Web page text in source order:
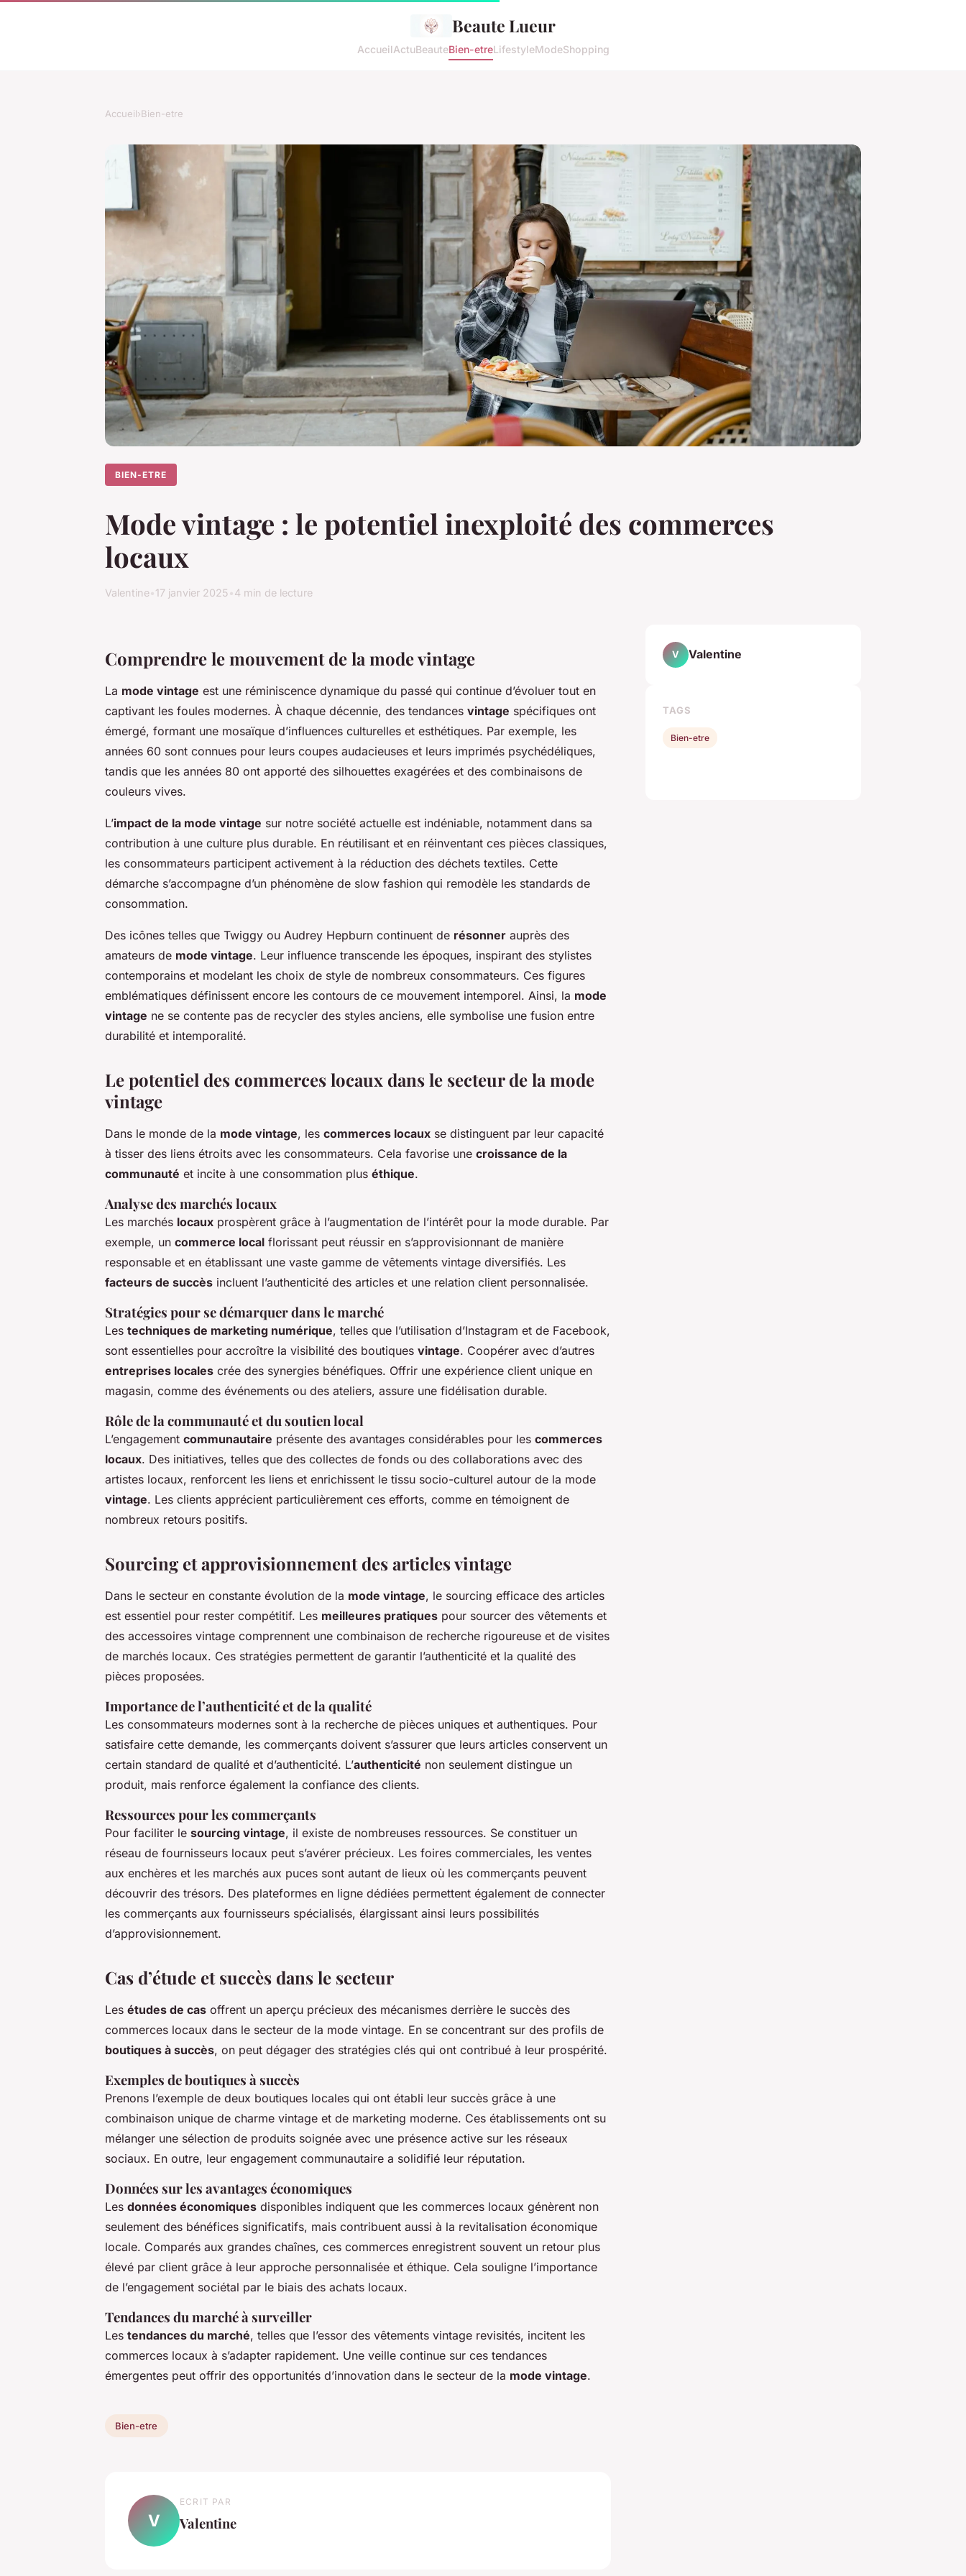
Beaute Lueur
AccueilActuBeauteBien-etreLifestyleModeShopping
Accueil›Bien-etre
BIEN-ETRE
Mode vintage : le potentiel inexploité des commerces
locaux
Valentine 17 janvier 2025 4 min de lecture
Comprendre le mouvement de la mode vintage
La mode vintage est une réminiscence dynamique du passé qui continue d’évoluer tout en
captivant les foules modernes. À chaque décennie, des tendances vintage spécifiques ont
émergé, formant une mosaïque d’influences culturelles et esthétiques. Par exemple, les
années 60 sont connues pour leurs coupes audacieuses et leurs imprimés psychédéliques,
tandis que les années 80 ont apporté des silhouettes exagérées et des combinaisons de
couleurs vives.
L’impact de la mode vintage sur notre société actuelle est indéniable, notamment dans sa
contribution à une culture plus durable. En réutilisant et en réinventant ces pièces classiques,
les consommateurs participent activement à la réduction des déchets textiles. Cette
démarche s’accompagne d’un phénomène de slow fashion qui remodèle les standards de
consommation.
Des icônes telles que Twiggy ou Audrey Hepburn continuent de résonner auprès des
amateurs de mode vintage. Leur influence transcende les époques, inspirant des stylistes
contemporains et modelant les choix de style de nombreux consommateurs. Ces figures
emblématiques définissent encore les contours de ce mouvement intemporel. Ainsi, la mode
vintage ne se contente pas de recycler des styles anciens, elle symbolise une fusion entre
durabilité et intemporalité.
Le potentiel des commerces locaux dans le secteur de la mode
vintage
Dans le monde de la mode vintage, les commerces locaux se distinguent par leur capacité
à tisser des liens étroits avec les consommateurs. Cela favorise une croissance de la
communauté et incite à une consommation plus éthique.
Analyse des marchés locaux
Les marchés locaux prospèrent grâce à l’augmentation de l’intérêt pour la mode durable. Par
exemple, un commerce local florissant peut réussir en s’approvisionnant de manière
responsable et en établissant une vaste gamme de vêtements vintage diversifiés. Les
facteurs de succès incluent l’authenticité des articles et une relation client personnalisée.
Stratégies pour se démarquer dans le marché
Les techniques de marketing numérique, telles que l’utilisation d’Instagram et de Facebook,
sont essentielles pour accroître la visibilité des boutiques vintage. Coopérer avec d’autres
entreprises locales crée des synergies bénéfiques. Offrir une expérience client unique en
magasin, comme des événements ou des ateliers, assure une fidélisation durable.
Rôle de la communauté et du soutien local
L’engagement communautaire présente des avantages considérables pour les commerces
locaux. Des initiatives, telles que des collectes de fonds ou des collaborations avec des
artistes locaux, renforcent les liens et enrichissent le tissu socio-culturel autour de la mode
vintage. Les clients apprécient particulièrement ces efforts, comme en témoignent de
nombreux retours positifs.
Sourcing et approvisionnement des articles vintage
Dans le secteur en constante évolution de la mode vintage, le sourcing efficace des articles
est essentiel pour rester compétitif. Les meilleures pratiques pour sourcer des vêtements et
des accessoires vintage comprennent une combinaison de recherche rigoureuse et de visites
de marchés locaux. Ces stratégies permettent de garantir l’authenticité et la qualité des
pièces proposées.
Importance de l’authenticité et de la qualité
Les consommateurs modernes sont à la recherche de pièces uniques et authentiques. Pour
satisfaire cette demande, les commerçants doivent s’assurer que leurs articles conservent un
certain standard de qualité et d’authenticité. L’authenticité non seulement distingue un
produit, mais renforce également la confiance des clients.
Ressources pour les commerçants
Pour faciliter le sourcing vintage, il existe de nombreuses ressources. Se constituer un
réseau de fournisseurs locaux peut s’avérer précieux. Les foires commerciales, les ventes
aux enchères et les marchés aux puces sont autant de lieux où les commerçants peuvent
découvrir des trésors. Des plateformes en ligne dédiées permettent également de connecter
les commerçants aux fournisseurs spécialisés, élargissant ainsi leurs possibilités
d’approvisionnement.
Cas d’étude et succès dans le secteur
Les études de cas offrent un aperçu précieux des mécanismes derrière le succès des
commerces locaux dans le secteur de la mode vintage. En se concentrant sur des profils de
boutiques à succès, on peut dégager des stratégies clés qui ont contribué à leur prospérité.
Exemples de boutiques à succès
Prenons l’exemple de deux boutiques locales qui ont établi leur succès grâce à une
combinaison unique de charme vintage et de marketing moderne. Ces établissements ont su
mélanger une sélection de produits soignée avec une présence active sur les réseaux
sociaux. En outre, leur engagement communautaire a solidifié leur réputation.
Données sur les avantages économiques
Les données économiques disponibles indiquent que les commerces locaux génèrent non
seulement des bénéfices significatifs, mais contribuent aussi à la revitalisation économique
locale. Comparés aux grandes chaînes, ces commerces enregistrent souvent un retour plus
élevé par client grâce à leur approche personnalisée et éthique. Cela souligne l’importance
de l’engagement sociétal par le biais des achats locaux.
Tendances du marché à surveiller
Les tendances du marché, telles que l’essor des vêtements vintage revisités, incitent les
commerces locaux à s’adapter rapidement. Une veille continue sur ces tendances
émergentes peut offrir des opportunités d’innovation dans le secteur de la mode vintage.
Bien-etre
V
ECRIT PAR
Valentine
V Valentine
TAGS
Bien-etre